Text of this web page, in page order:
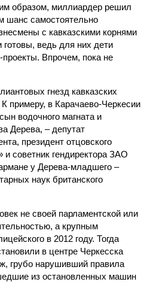
образом, миллиардер решил
шанс самостоятельно
с кавказскими корнями
готовы, ведь для них дети
Впрочем, пока не
гнезд кавказских
примеру, в Карачаево-Черкесии
водочного магната и
Дерева, – депутат
президент отцовского
и советник гендиректора ЗАО
у Дерева-младшего –
наук британского
не своей парламентской или
а крупным
в 2012 году. Тогда
в центре Черкесска
грубо нарушивший правила
из остановленных машин